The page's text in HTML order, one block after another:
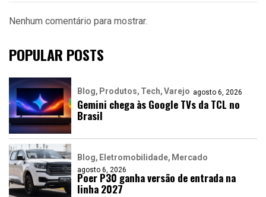
Nenhum comentário para mostrar.
POPULAR POSTS
Blog Produtos Tech Varejo agosto 6, 2026
Gemini chega às Google TVs da TCL no
Brasil
Blog Eletromobilidade Mercado
agosto 6, 2026
Poer P30 ganha versão de entrada na
linha 2027